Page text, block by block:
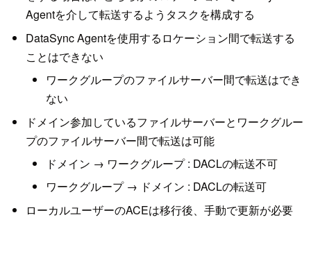
Agentを介して転送するようタスクを構成する
DataSync Agentを使用するロケーション間で転送する
ことはできない
ワークグループのファイルサーバー間で転送はでき
ない
ドメイン参加しているファイルサーバーとワークグルー
プのファイルサーバー間で転送は可能
ドメイン → ワークグループ : DACLの転送不可
ワークグループ → ドメイン : DACLの転送可
ローカルユーザーのACEは移行後、手動で更新が必要